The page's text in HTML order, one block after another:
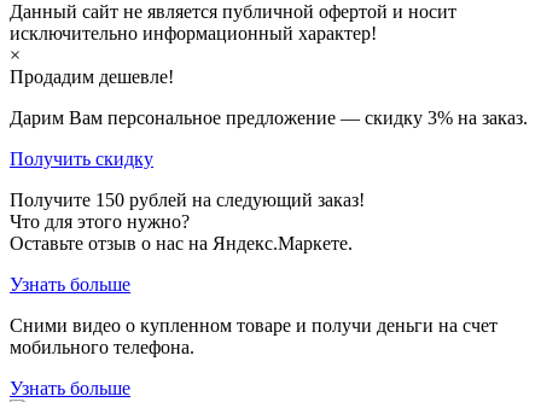
Данный сайт не является публичной офертой и носит
исключительно информационный характер!
×
Продадим дешевле!
Дарим Вам персональное предложение — скидку 3% на заказ.
Получить скидку
Получите 150 рублей на следующий заказ!
Что для этого нужно?
Оставьте отзыв о нас на Яндекс.Маркете.
Узнать больше
Сними видео о купленном товаре и получи деньги на счет
мобильного телефона.
Узнать больше